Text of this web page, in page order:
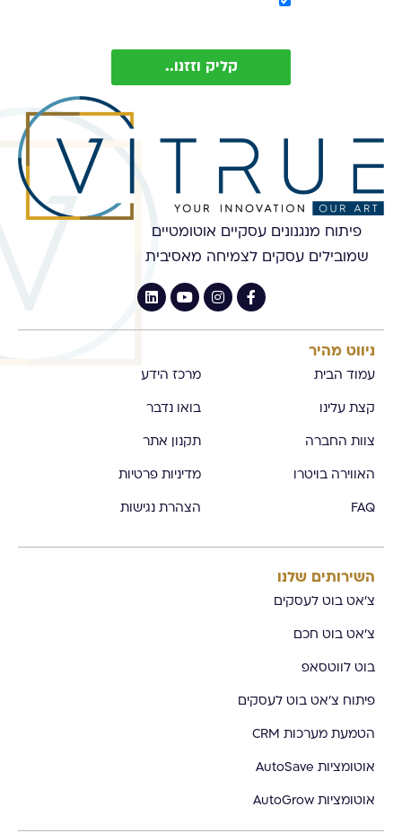
קליק וזזנו..
פיתוח מנגנונים עסקיים אוטומטיים
שמובילים עסקים לצמיחה מאסיבית
ניווט מהיר
עמוד הבית
קצת עלינו
צוות החברה
האווירה בויטרו
FAQ
מרכז הידע
בואו נדבר
תקנון אתר
מדיניות פרטיות
הצהרת נגישות
השירותים שלנו
צ'אט בוט לעסקים
צ'אט בוט חכם
בוט לווטסאפ
פיתוח צ'אט בוט לעסקים
הטמעת מערכות CRM
אוטומציות AutoSave
אוטומציות AutoGrow